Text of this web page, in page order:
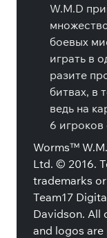
W.M.D
боевых
играть в
разите
битвах, в
ведь на
6
Worms™
Ltd. © 2016.
trademarks
Team17
Davidson. All
and logos